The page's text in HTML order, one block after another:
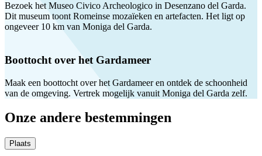
Bezoek het Museo Civico Archeologico in Desenzano del Garda.
Dit museum toont Romeinse mozaïeken en artefacten. Het ligt op
ongeveer 10 km van Moniga del Garda.
Boottocht over het Gardameer
Maak een boottocht over het Gardameer en ontdek de schoonheid
van de omgeving. Vertrek mogelijk vanuit Moniga del Garda zelf.
Onze andere bestemmingen
Plaats